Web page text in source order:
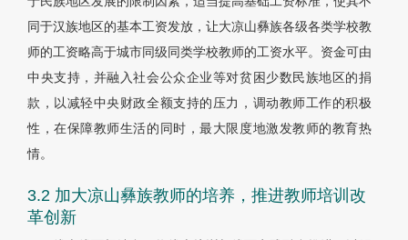
同于汉族地区的基本工资发放，让大凉山彝族各级各类学校教
师的工资略高于城市同级同类学校教师的工资水平。资金可由
中央支持，并融入社会公众企业等对贫困少数民族地区的捐
款，以减轻中央财政全额支持的压力，调动教师工作的积极
性，在保障教师生活的同时，最大限度地激发教师的教育热
情。
3.2 加大凉山彝族教师的培养，推进教师培训改
革创新